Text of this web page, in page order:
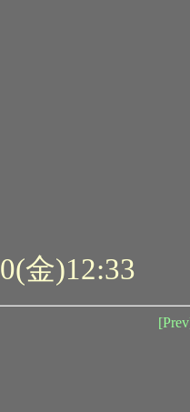
金)12:33